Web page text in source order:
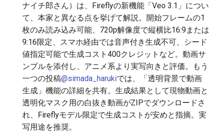
2026-06-26
2026-06-25
2026-06-24
2026-06-23
2026-06-22
2025-12-11
2025-12-10
2025-12-09
2025-12-08
2025-12-07
2026-06-26
2026-06-25
2026-06-24
2026-06-23
2026-06-22
2025-12-11
2025-12-10
2025-12-09
2025-12-08
2025-12-07
2026-02-22
2026-02-15
2026-02-08
2026-02-01
2026-01-25
2026-02-22
2026-02-15
2026-02-08
2026-02-05
2026-02-22
2026-02-15
2026-02-08
2026-02-01
2026-01-25
2026-06-25
2026-06-24
2026-06-23
2026-06-21
2026-06-20
2025-12-11
2025-12-10
2025-12-09
2025-12-08
2025-12-07
2026-02-22
2026-02-15
2026-02-08
2026-02-01
2026-01-25
2026-01-18
2026-02-15
2026-02-08
2026-02-01
2026-01-25
2026-01-18
2026-06-24
2026-06-23
2026-06-22
2026-06-21
2026-06-20
2025-12-11
2025-12-10
2025-12-09
2025-12-08
2025-12-07
2026-02-22
2026-02-15
2026-02-08
2026-02-01
2026-01-25
2026-06-26
2026-06-25
2026-06-24
2026-06-23
2026-06-22
2026-06-22
2026-06-21
2026-06-20
2026-06-18
2026-06-17
ナイチ郎さん）は、Fireflyの新機能「Veo 3.1」につい
て、本家と異なる点を挙げて解説。開始フレームの1
枚のみ読み込み可能、720p解像度で縦横比16:9または
9:16限定、スマホ経由では音声付き生成不可、シード
値指定可能で生成コスト400クレジットなど。動画サ
ンプルを添付し、アニメ系より実写向きと評価。もう
一つの投稿@simada_harukiでは、「透明背景で動画
生成」機能の詳細を共有。生成結果として現物動画と
透明化マスク用の白抜き動画がZIPでダウンロードさ
れ、Fireflyモデル限定で生成コストが安めと指摘。実
写用途を推奨。